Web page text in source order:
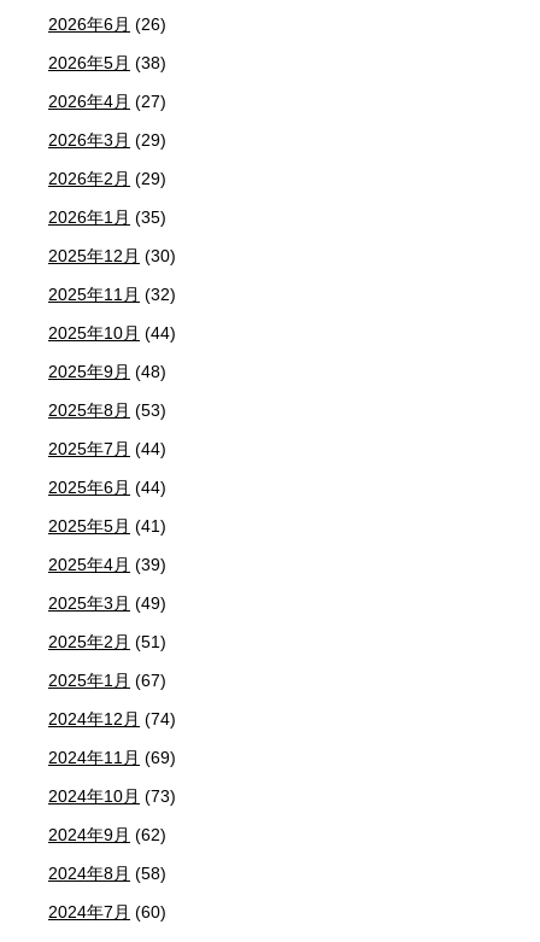
2026年6月 (26)
2026年5月 (38)
2026年4月 (27)
2026年3月 (29)
2026年2月 (29)
2026年1月 (35)
2025年12月 (30)
2025年11月 (32)
2025年10月 (44)
2025年9月 (48)
2025年8月 (53)
2025年7月 (44)
2025年6月 (44)
2025年5月 (41)
2025年4月 (39)
2025年3月 (49)
2025年2月 (51)
2025年1月 (67)
2024年12月 (74)
2024年11月 (69)
2024年10月 (73)
2024年9月 (62)
2024年8月 (58)
2024年7月 (60)